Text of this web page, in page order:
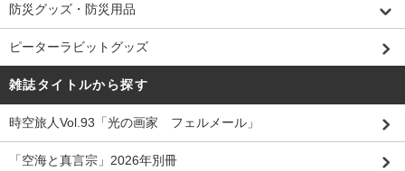
防災グッズ・防災用品
ピーターラビットグッズ
雑誌タイトルから探す
時空旅人Vol.93「光の画家 フェルメール」
「空海と真言宗」2026年別冊